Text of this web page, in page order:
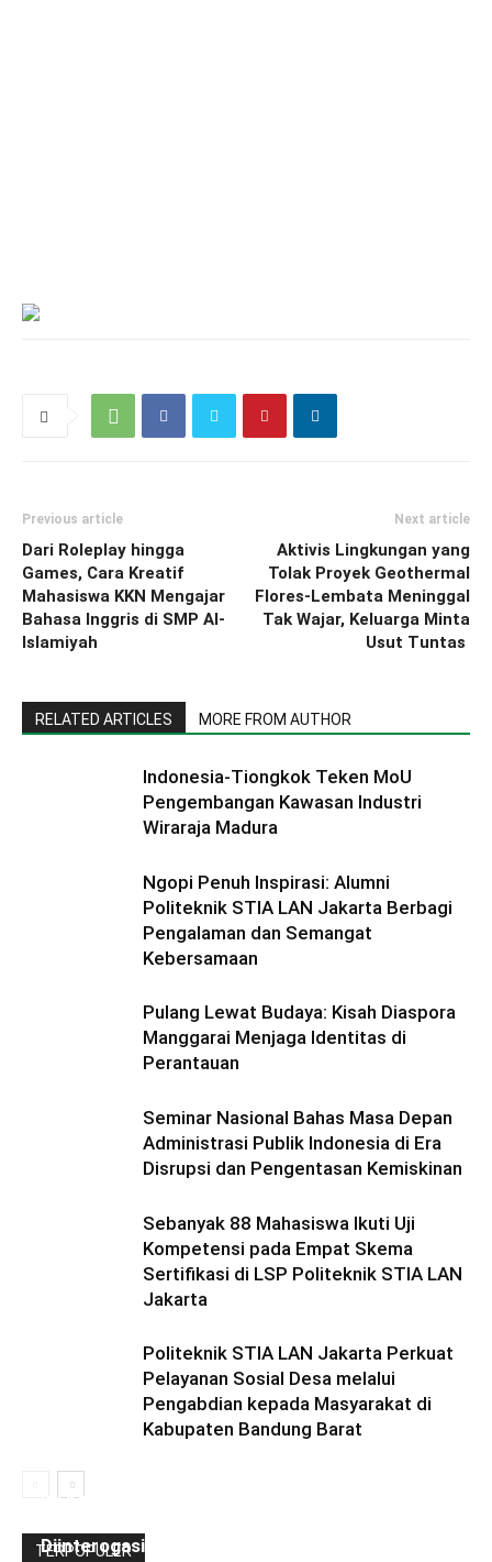
Previous article
Dari Roleplay hingga
Games, Cara Kreatif
Mahasiswa KKN Mengajar
Bahasa Inggris di SMP Al-
Islamiyah
Next article
Aktivis Lingkungan yang
Tolak Proyek Geothermal
Flores-Lembata Meninggal
Tak Wajar, Keluarga Minta
Usut Tuntas
RELATED ARTICLES MORE FROM AUTHOR
Indonesia-Tiongkok Teken MoU
Pengembangan Kawasan Industri
Wiraraja Madura
Ngopi Penuh Inspirasi: Alumni
Politeknik STIA LAN Jakarta Berbagi
Pengalaman dan Semangat
Kebersamaan
Pulang Lewat Budaya: Kisah Diaspora
Manggarai Menjaga Identitas di
Perantauan
Seminar Nasional Bahas Masa Depan
Administrasi Publik Indonesia di Era
Disrupsi dan Pengentasan Kemiskinan
Sebanyak 88 Mahasiswa Ikuti Uji
Kompetensi pada Empat Skema
Sertifikasi di LSP Politeknik STIA LAN
Jakarta
Politeknik STIA LAN Jakarta Perkuat
Pelayanan Sosial Desa melalui
Pengabdian kepada Masyarakat di
Kabupaten Bandung Barat
TERPOPULER
Ini Kronologinya! Diduga Teriaki Kata Sambo,
Diinterogasi Aparat Polres Sikka